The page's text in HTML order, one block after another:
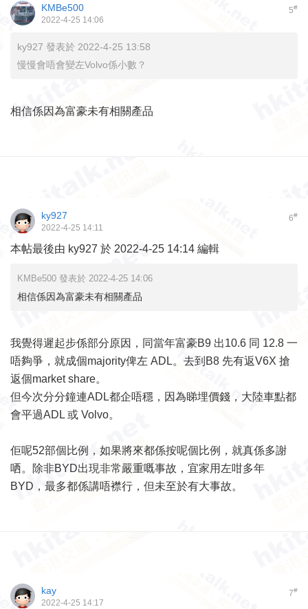
5#
KMBe500
2022-4-25 14:06
ky927 發表於 2022-4-25 13:58
慢慢會唔會變左Volvo係小數？
相信係因為富豪未有相關產品
6#
ky927
2022-4-25 14:11
本帖最後由 ky927 於 2022-4-25 14:14 編輯
KMBe500 發表於 2022-4-25 14:06
相信係因為富豪未有相關產品
我覺得遲起步係部分原因，同當年富豪B9 出10.6 同 12.8 一
唔夠爭，就成個majority俾左 ADL。去到B8 先有返V6X 搶
返個market share。
但今次分分鐘連ADL都企唔穩，因為睇埋價錢，大陸車點都
會平過ADL 或 Volvo。
佢呢52部個比例，如果將來都係按呢個比例，就真係多謝
哂。除非BYD出現非常嚴重嘅事故，宜家用左咁多年
BYD，最多都係講唔襟行，但未至於有大事故。
7#
kay
2022-4-25 14:17